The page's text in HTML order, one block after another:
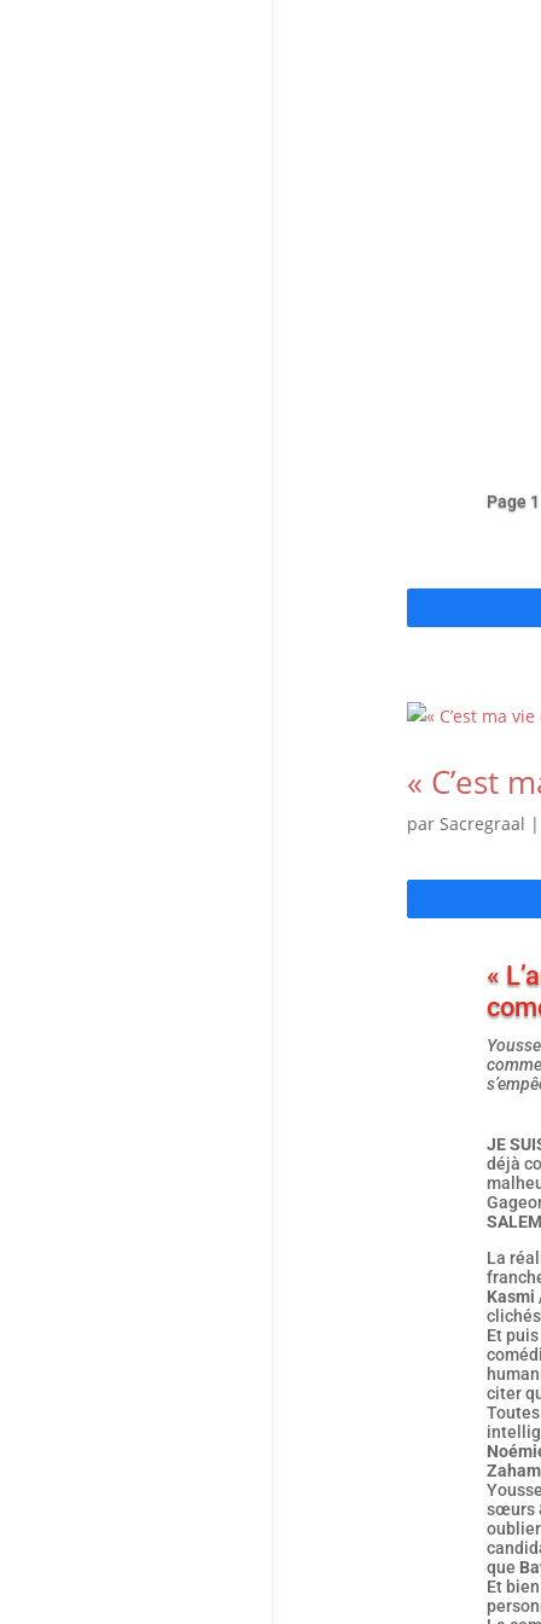
Page
« C’est
par Sacregraal |
«
JE
déjà
La
Kasmi
Et
citer
sœurs
que
Et